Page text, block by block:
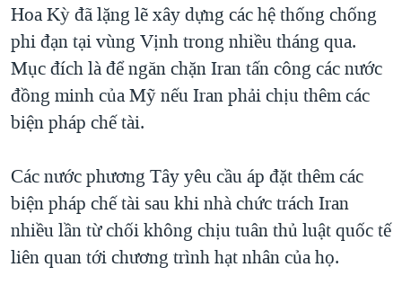
Hoa Kỳ đã lặng lẽ xây dựng các hệ thống chống
phi đạn tại vùng Vịnh trong nhiều tháng qua.
Mục đích là để ngăn chặn Iran tấn công các nước
đồng minh của Mỹ nếu Iran phải chịu thêm các
biện pháp chế tài.
Các nước phương Tây yêu cầu áp đặt thêm các
biện pháp chế tài sau khi nhà chức trách Iran
nhiều lần từ chối không chịu tuân thủ luật quốc tế
liên quan tới chương trình hạt nhân của họ.